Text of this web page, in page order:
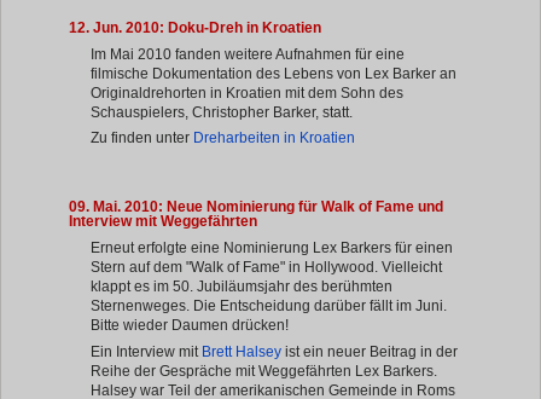
12. Jun. 2010: Doku-Dreh in Kroatien
Im Mai 2010 fanden weitere Aufnahmen für eine
filmische Dokumentation des Lebens von Lex Barker an
Originaldrehorten in Kroatien mit dem Sohn des
Schauspielers, Christopher Barker, statt.
Zu finden unter
Dreharbeiten in Kroatien
09. Mai. 2010: Neue Nominierung für Walk of Fame und
Interview mit Weggefährten
Erneut erfolgte eine Nominierung Lex Barkers für einen
Stern auf dem "Walk of Fame" in Hollywood. Vielleicht
klappt es im 50. Jubiläumsjahr des berühmten
Sternenweges. Die Entscheidung darüber fällt im Juni.
Bitte wieder Daumen drücken!
Ein Interview mit Brett Halsey ist ein neuer Beitrag in der
Reihe der Gespräche mit Weggefährten Lex Barkers.
Halsey war Teil der amerikanischen Gemeinde in Roms